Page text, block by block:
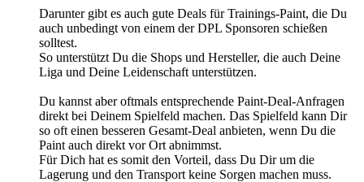
Darunter gibt es auch gute Deals für Trainings-Paint, die Du
auch unbedingt von einem der DPL Sponsoren schießen
solltest.
So unterstützt Du die Shops und Hersteller, die auch Deine
Liga und Deine Leidenschaft unterstützen.
Du kannst aber oftmals entsprechende Paint-Deal-Anfragen
direkt bei Deinem Spielfeld machen. Das Spielfeld kann Dir
so oft einen besseren Gesamt-Deal anbieten, wenn Du die
Paint auch direkt vor Ort abnimmst.
Für Dich hat es somit den Vorteil, dass Du Dir um die
Lagerung und den Transport keine Sorgen machen muss.